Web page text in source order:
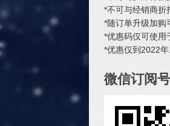
*不可与经销商折
*随订单升级加购
*优惠码仅可使用
*优惠仅到2022
微信订阅号